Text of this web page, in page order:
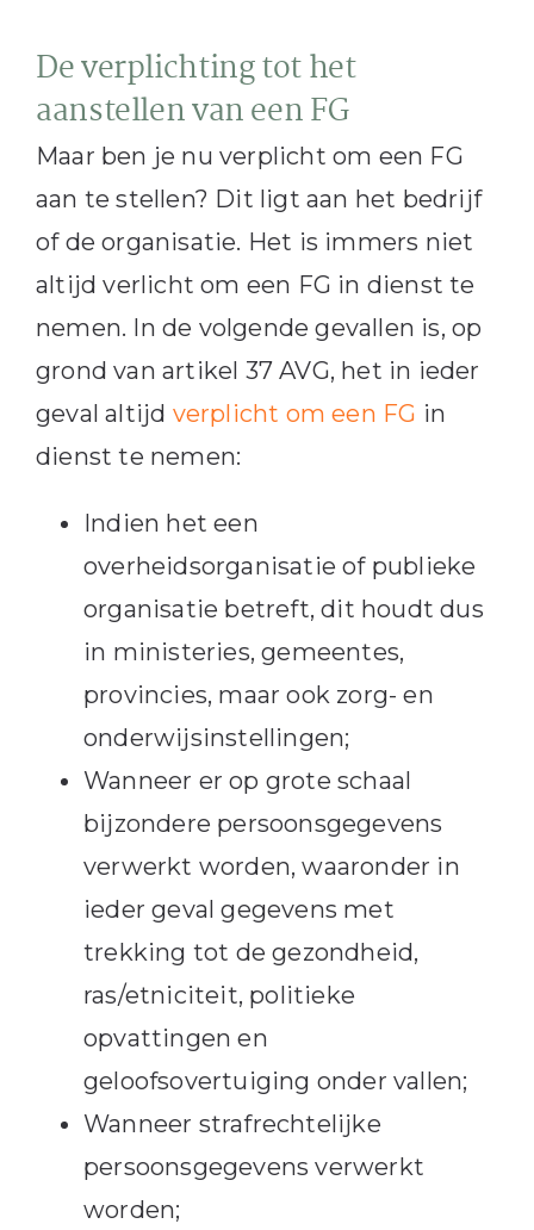
De verplichting tot het
aanstellen van een FG
Maar ben je nu verplicht om een FG
aan te stellen? Dit ligt aan het bedrijf
of de organisatie. Het is immers niet
altijd verlicht om een FG in dienst te
nemen. In de volgende gevallen is, op
grond van artikel 37 AVG, het in ieder
geval altijd verplicht om een FG in
dienst te nemen:
Indien het een
overheidsorganisatie of publieke
organisatie betreft, dit houdt dus
in ministeries, gemeentes,
provincies, maar ook zorg- en
onderwijsinstellingen;
Wanneer er op grote schaal
bijzondere persoonsgegevens
verwerkt worden, waaronder in
ieder geval gegevens met
trekking tot de gezondheid,
ras/etniciteit, politieke
opvattingen en
geloofsovertuiging onder vallen;
Wanneer strafrechtelijke
persoonsgegevens verwerkt
worden;